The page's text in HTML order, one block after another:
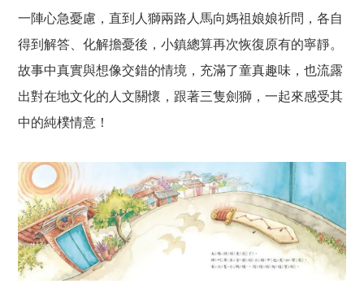
一陣心急憂慮，直到人獅兩路人馬向媽祖娘娘祈問，各自
得到解答、化解擔憂後，小鎮總算再次恢復原有的寧靜。
故事中真實與想像交錯的情境，充滿了童真趣味，也流露
出對在地文化的人文關懷，跟著三隻劍獅，一起來感受其
中的純樸情意！